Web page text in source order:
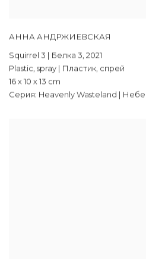
АННА АНДРЖИЕВСКАЯ
Squirrel 3 | Белка 3, 2021
Plastic, spray | Пластик, спрей
16 х 10 х 13 cm
Серия: Heavenly Wasteland |